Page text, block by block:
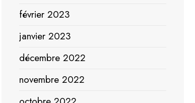
février 2023
janvier 2023
décembre 2022
novembre 2022